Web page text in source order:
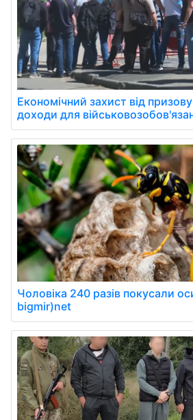
Економічний захист від
доходи для
Чоловіка 240 разів покусали
bigmir)net